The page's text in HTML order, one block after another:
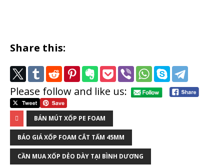
Share this:
Please follow and like us:
BÁN MÚT XỐP PE FOAM
BÁO GIÁ XỐP FOAM CẮT TẤM 45MM
CẦN MUA XỐP DẺO DÀY TẠI BÌNH DƯƠNG